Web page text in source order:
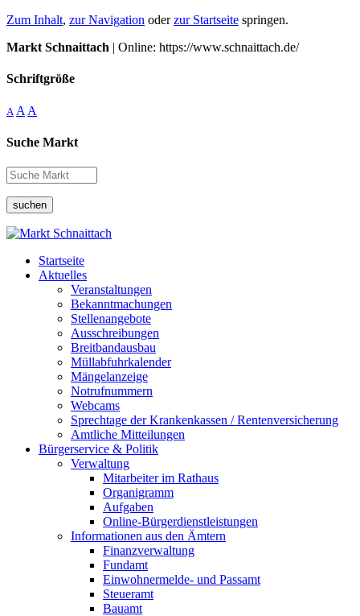
Zum Inhalt, zur Navigation oderzur Startseite springen.
Markt Schnaittach | Online: https://www.schnaittach.de/
Schriftgröße
A A A
Suche Markt
suchen
Startseite
Aktuelles
Veranstaltungen
Bekanntmachungen
Stellenangebote
Ausschreibungen
Breitbandausbau
Müllabfuhrkalender
Mängelanzeige
Notrufnummern
Webcams
Sprechtage der Krankenkassen / Rentenversicherung
Amtliche Mitteilungen
Bürgerservice & Politik
Verwaltung
Mitarbeiter im Rathaus
Organigramm
Aufgaben
Online-Bürgerdienstleistungen
Informationen aus den Ämtern
Finanzverwaltung
Fundamt
Einwohnermelde- und Passamt
Steueramt
Bauamt